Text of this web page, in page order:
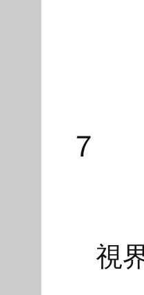
７
視